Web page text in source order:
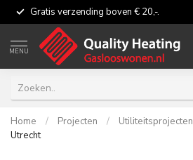
Gratis verzending boven € 20,-.
MENU
Home / Projecten / Utiliteitsprojecten
Utrecht